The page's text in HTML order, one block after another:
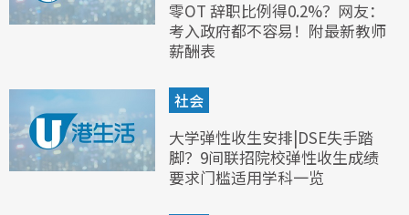
零OT 辞职比例得0.2%？网友：
考入政府都不容易！附最新教师
薪酬表
社会
大学弹性收生安排|DSE失手踏
脚？9间联招院校弹性收生成绩
要求门槛适用学科一览